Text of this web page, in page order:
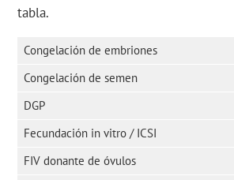
tabla.
Congelación de embriones
Congelación de semen
DGP
Fecundación in vitro / ICSI
FIV donante de óvulos